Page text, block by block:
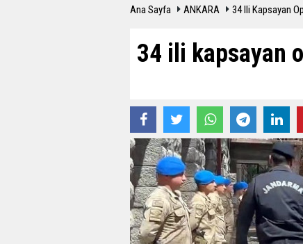
Ana Sayfa ANKARA 34 Ili Kapsayan
34 ili kapsayan